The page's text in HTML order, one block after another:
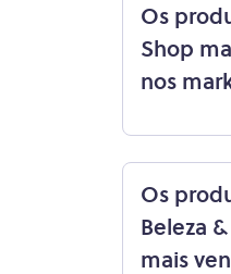
Os
Shop
​nos
Os
Beleza
mais